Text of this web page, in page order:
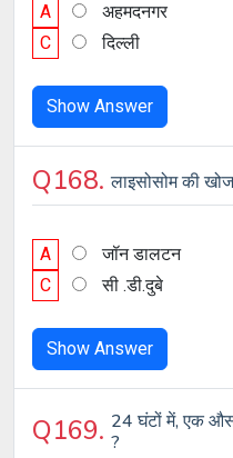
A अहमदनगर
C
दिल्ली
Show Answer
Q168.लाइसोसोम की
A जॉन डालटन
C
सी .डी.दुबे
Show Answer
Q169. 24 घंटों में, एक
?